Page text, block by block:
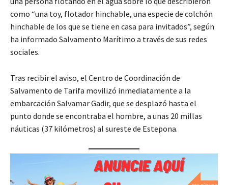
como “una toy, flotador hinchable, una especie de colchón
hinchable de los que se tiene en casa para invitados”, según
ha informado Salvamento Marítimo a través de sus redes
sociales.
Tras recibir el aviso, el Centro de Coordinación de
Salvamento de Tarifa movilizó inmediatamente a la
embarcación Salvamar Gadir, que se desplazó hasta el
punto donde se encontraba el hombre, a unas 20 millas
náuticas (37 kilómetros) al sureste de Estepona.